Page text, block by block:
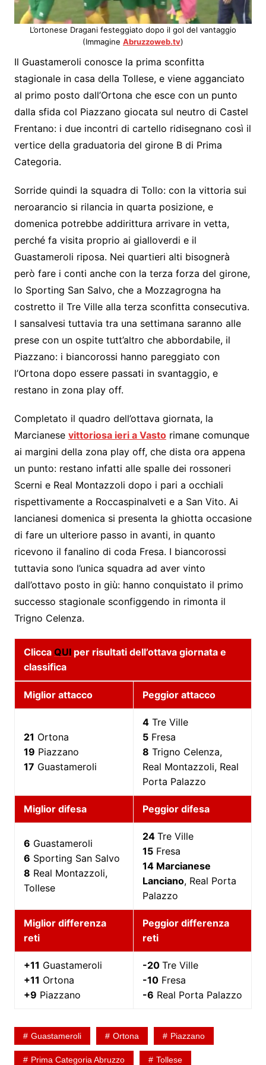
L’ortonese Dragani festeggiato dopo il gol del vantaggio
(Immagine Abruzzoweb.tv)
Il Guastameroli conosce la prima sconfitta
stagionale in casa della Tollese, e viene agganciato
al primo posto dall’Ortona che esce con un punto
dalla sfida col Piazzano giocata sul neutro di Castel
Frentano: i due incontri di cartello ridisegnano così il
vertice della graduatoria del girone B di Prima
Categoria.
Sorride quindi la squadra di Tollo: con la vittoria sui
neroarancio si rilancia in quarta posizione, e
domenica potrebbe addirittura arrivare in vetta,
perché fa visita proprio ai gialloverdi e il
Guastameroli riposa. Nei quartieri alti bisognerà
però fare i conti anche con la terza forza del girone,
lo Sporting San Salvo, che a Mozzagrogna ha
costretto il Tre Ville alla terza sconfitta consecutiva.
I sansalvesi tuttavia tra una settimana saranno alle
prese con un ospite tutt’altro che abbordabile, il
Piazzano: i biancorossi hanno pareggiato con
l’Ortona dopo essere passati in svantaggio, e
restano in zona play off.
Completato il quadro dell’ottava giornata, la
Marcianese vittoriosa ieri a Vastorimane comunque
ai margini della zona play off, che dista ora appena
un punto: restano infatti alle spalle dei rossoneri
Scerni e Real Montazzoli dopo i pari a occhiali
rispettivamente a Roccaspinalveti e a San Vito. Ai
lancianesi domenica si presenta la ghiotta occasione
di fare un ulteriore passo in avanti, in quanto
ricevono il fanalino di coda Fresa. I biancorossi
tuttavia sono l’unica squadra ad aver vinto
dall’ottavo posto in giù: hanno conquistato il primo
successo stagionale sconfiggendo in rimonta il
Trigno Celenza.
Clicca QUIper risultati dell’ottava giornata e
classifica
Miglior attacco Peggior attacco
21 Ortona
19 Piazzano
17 Guastameroli
4Tre Ville
5Fresa
8 Trigno Celenza,
Real Montazzoli, Real
Porta Palazzo
Miglior difesa Peggior difesa
6 Guastameroli
6 Sporting San Salvo
8 Real Montazzoli,
Tollese
24 Tre Ville
15Fresa
14 Marcianese
Lanciano, Real Porta
Palazzo
Miglior differenza
reti
Peggior differenza
reti
+11 Guastameroli
+11 Ortona
+9 Piazzano
-20 Tre Ville
-10Fresa
-6 Real Porta Palazzo
Guastameroli Ortona Piazzano
Prima Categoria Abruzzo Tollese